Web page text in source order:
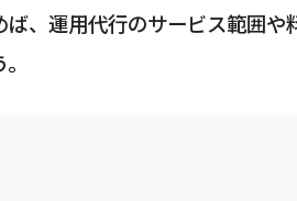
ば、運用代行のサービス範囲